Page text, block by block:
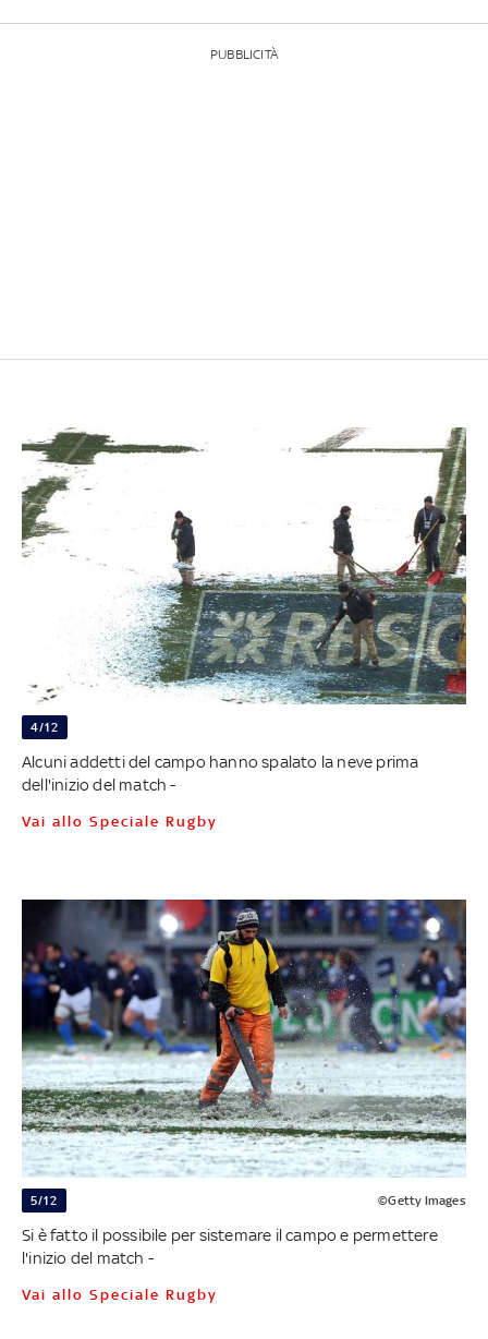
PUBBLICITÀ
4/12
Alcuni addetti del campo hanno spalato la neve prima
dell'inizio del match -
Vai allo Speciale Rugby
5/12 ©Getty Images
Si è fatto il possibile per sistemare il campo e permettere
l'inizio del match -
Vai allo Speciale Rugby